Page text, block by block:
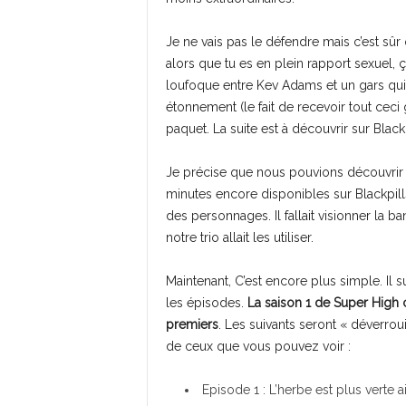
Je ne vais pas le défendre mais c’est
alors que tu es en plein rapport sexuel,
loufoque entre Kev Adams et un gars
étonnement (le fait de recevoir tout ceci
paquet. La suite est à découvrir sur
Je précise que nous pouvions
minutes encore disponibles sur
des personnages. Il fallait visionner la
notre trio allait les utiliser.
Maintenant, C’est encore plus simple. Il
les épisodes.
La saison 1 de Super
premiers. Les suivants seront «
de ceux que vous pouvez voir :
Episode 1 : L’herbe est plus verte